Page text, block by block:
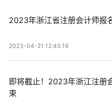
2023年浙江省注册会计师报
2023-04-21 12:45:19
即将截止！2023年浙江注册
束